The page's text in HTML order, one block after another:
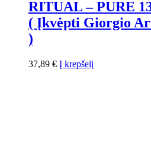
RITUAL – PURE
( Įkvėpti Giorgio
)
37,89 € Į krepšelį